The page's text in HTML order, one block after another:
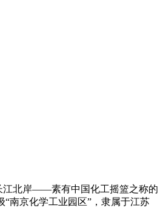
江北岸——素有中国化工摇篮之称的
“南京化学工业园区”，隶属于江苏